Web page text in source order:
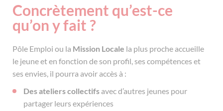
Concrètement qu’est-ce
qu’on y fait ?
Pôle Emploi ou la Mission Locale la plus proche accueille
le jeune et en fonction de son profil, ses compétences et
ses envies, il pourra avoir accès à :
Des ateliers collectifs avec d’autres jeunes pour
partager leurs expériences